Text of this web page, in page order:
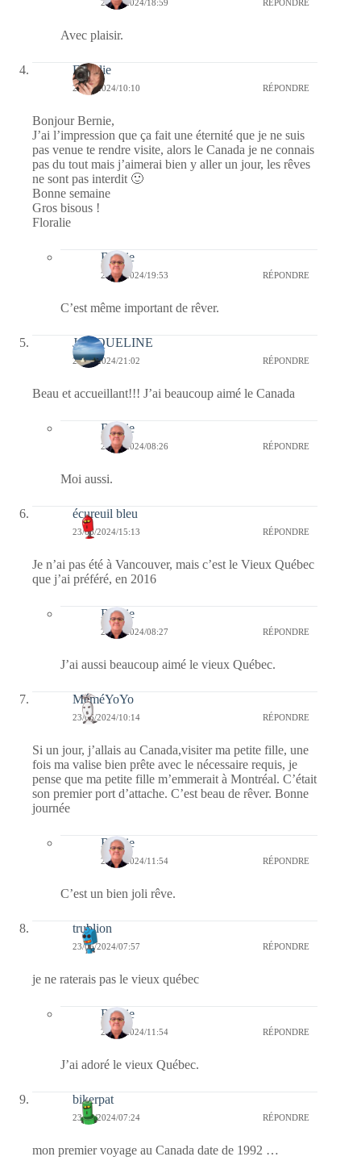
26/06/2024/18:59 RÉPONDRE
Avec plaisir.
Floralie
24/06/2024/10:10 RÉPONDRE
Bonjour Bernie,
J’ai l’impression que ça fait une éternité que je ne suis
pas venue te rendre visite, alors le Canada je ne connais
pas du tout mais j’aimerai bien y aller un jour, les rêves
ne sont pas interdit 🙂
Bonne semaine
Gros bisous !
Floralie
Bernie
26/06/2024/19:53 RÉPONDRE
C’est même important de rêver.
JACQUELINE
23/06/2024/21:02 RÉPONDRE
Beau et accueillant!!! J’ai beaucoup aimé le Canada
Bernie
24/06/2024/08:26 RÉPONDRE
Moi aussi.
écureuil bleu
23/06/2024/15:13 RÉPONDRE
Je n’ai pas été à Vancouver, mais c’est le Vieux Québec
que j’ai préféré, en 2016
Bernie
24/06/2024/08:27 RÉPONDRE
J’ai aussi beaucoup aimé le vieux Québec.
MéméYoYo
23/06/2024/10:14 RÉPONDRE
Si un jour, j’allais au Canada,visiter ma petite fille, une
fois ma valise bien prête avec le nécessaire requis, je
pense que ma petite fille m’emmerait à Montréal. C’était
son premier port d’attache. C’est beau de rêver. Bonne
journée
Bernie
23/06/2024/11:54 RÉPONDRE
C’est un bien joli rêve.
trublion
23/06/2024/07:57 RÉPONDRE
je ne raterais pas le vieux québec
Bernie
23/06/2024/11:54 RÉPONDRE
J’ai adoré le vieux Québec.
bikerpat
23/06/2024/07:24 RÉPONDRE
mon premier voyage au Canada date de 1992 …